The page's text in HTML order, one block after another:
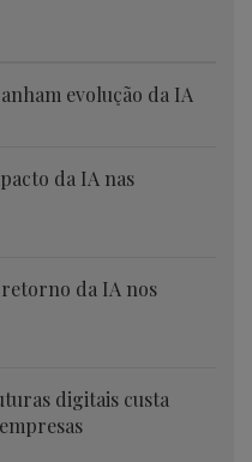
evolução da IA
da IA nas
da IA nos
digitais custa